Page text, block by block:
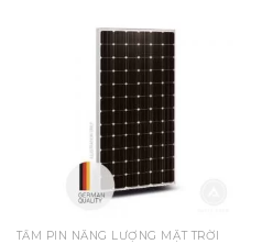
TẤM PIN NĂNG LƯỢNG MẶT TRỜI